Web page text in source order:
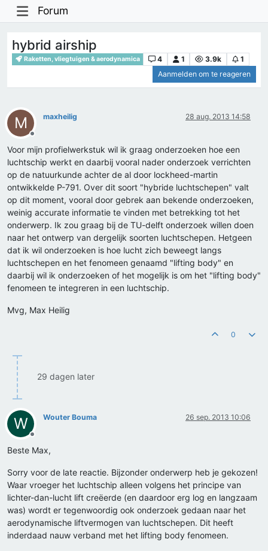
Forum
hybrid airship
Raketten, vliegtuigen & aerodynamica 4 1 3.9k
1
Aanmelden om te reageren
M
Offline
maxheilig 28 aug. 2013 14:58
Voor mijn profielwerkstuk wil ik graag onderzoeken hoe een
luchtschip werkt en daarbij vooral nader onderzoek verrichten
op de natuurkunde achter de al door lockheed-martin
ontwikkelde P-791. Over dit soort "hybride luchtschepen" valt
op dit moment, vooral door gebrek aan bekende onderzoeken,
weinig accurate informatie te vinden met betrekking tot het
onderwerp. Ik zou graag bij de TU-delft onderzoek willen doen
naar het ontwerp van dergelijk soorten luchtschepen. Hetgeen
dat ik wil onderzoeken is hoe lucht zich beweegt langs
luchtschepen en het fenomeen genaamd "lifting body" en
daarbij wil ik onderzoeken of het mogelijk is om het "lifting body"
fenomeen te integreren in een luchtschip.
Mvg, Max Heilig
0
29 dagen later
W
Offline
Wouter Bouma 26 sep. 2013 10:06
Beste Max,
Sorry voor de late reactie. Bijzonder onderwerp heb je gekozen!
Waar vroeger het luchtschip alleen volgens het principe van
lichter-dan-lucht lift creëerde (en daardoor erg log en langzaam
was) wordt er tegenwoordig ook onderzoek gedaan naar het
aerodynamische liftvermogen van luchtschepen. Dit heeft
inderdaad nauw verband met het lifting body fenomeen.